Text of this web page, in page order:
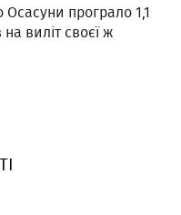
Осасуни програло 1,1
виліт своєї ж